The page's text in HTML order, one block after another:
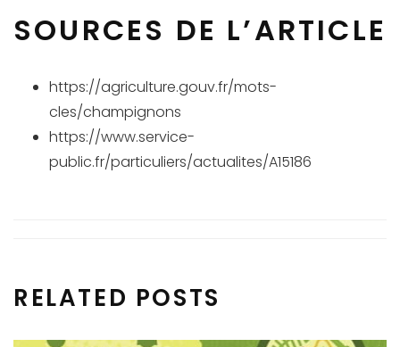
SOURCES DE L’ARTICLE
https://agriculture.gouv.fr/mots-
cles/champignons
https://www.service-
public.fr/particuliers/actualites/A15186
RELATED POSTS